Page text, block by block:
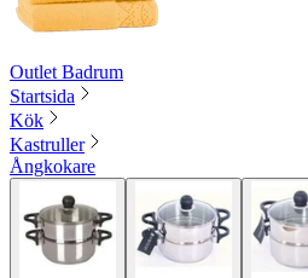
Outlet Badrum
Startsida
Kök
Kastruller
Ångkokare